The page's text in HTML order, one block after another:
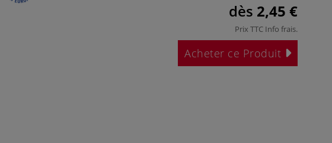
dès 2,45 €
Prix TTC Info frais.
Acheter ce Produit